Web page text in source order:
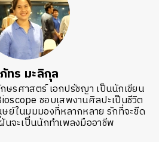
ทร มะลิกุล
รศาสตร์ เอกปรัชญา เป็นนักเขียน
ชอบเสพงานศิลปะเป็นชีวิต
ษย์ในมุมมองที่หลากหลาย รักที่จะขีด
นจะเป็นนักทำเพลงมืออาชีพ